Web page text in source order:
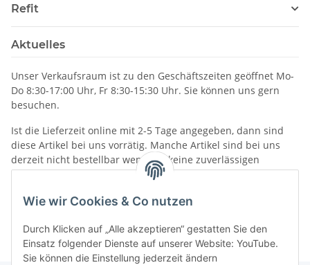
Wie wir Cookies & Co nutzen
Durch Klicken auf „Alle akzeptieren“ gestatten Sie den
Einsatz folgender Dienste auf unserer Website: YouTube.
Sie können die Einstellung jederzeit ändern
Refit
Aktuelles
Unser Verkaufsraum ist zu den Geschäftszeiten geöffnet Mo-
Do 8:30-17:00 Uhr, Fr 8:30-15:30 Uhr. Sie können uns gern
besuchen.
Ist die Lieferzeit online mit 2-5 Tage angegeben, dann sind
diese Artikel bei uns vorrätig. Manche Artikel sind bei uns
derzeit nicht bestellbar wenn wir keine zuverlässigen
Liefertermine haben.
Informationen